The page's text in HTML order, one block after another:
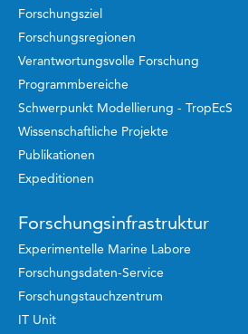
Forschungsziel
Forschungsregionen
Verantwortungsvolle Forschung
Programmbereiche
Schwerpunkt Modellierung - TropEcS
Wissenschaftliche Projekte
Publikationen
Expeditionen
Forschungsinfrastruktur
Experimentelle Marine Labore
Forschungsdaten-Service
Forschungstauchzentrum
IT Unit